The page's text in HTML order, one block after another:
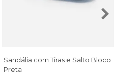
Sandália com Tiras e Salto Bloco
Preta